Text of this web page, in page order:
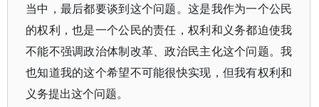
当中，最后都要谈到这个问题。这是我作为一个公民
的权利，也是一个公民的责任，权利和义务都迫使我
不能不强调政治体制改革、政治民主化这个问题。我
也知道我的这个希望不可能很快实现，但我有权利和
义务提出这个问题。